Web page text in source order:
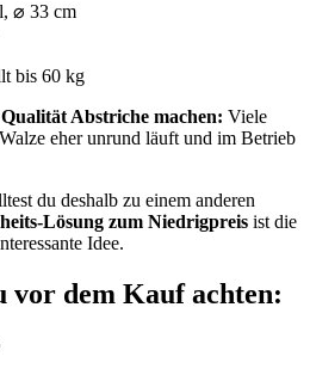
⌀ 33 cm
bis 60 kg
Abstriche machen: Viele
eher unrund läuft und im Betrieb
du deshalb zu einem anderen
Lösung zum Niedrigpreis ist die
Idee.
vor dem Kauf achten: